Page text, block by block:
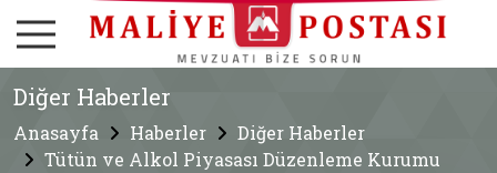
Diğer Haberler
Anasayfa Haberler
Diğer Haberler
Tütün ve Alkol Piyasası Düzenleme Kurumu